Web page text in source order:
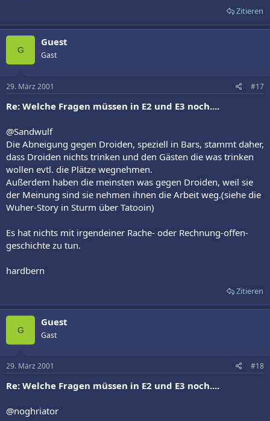
Zitieren
G
Guest
Gast
29. März 2001 #17
Re: Welche Fragen müssen in E2 und E3 noch....
@Sandwulf
Die Abneigung gegen Droiden, speziell in Bars, stammt daher,
dass Droiden nichts trinken und den Gästen die was trinken
wollen evtl. die Plätze wegnehmen.
Außerdem haben die meinsten was gegen Droiden, weil sie
der Meinung sind sie nehmen ihnen die Arbeit weg.(siehe die
Wuher-Story in Sturm über Tatooin)
Es hat nichts mit irgendeiner Rache- oder Rechnung-offen-
geschichte zu tun.
hardbern
Zitieren
G
Guest
Gast
29. März 2001 #18
Re: Welche Fragen müssen in E2 und E3 noch....
@noghriator